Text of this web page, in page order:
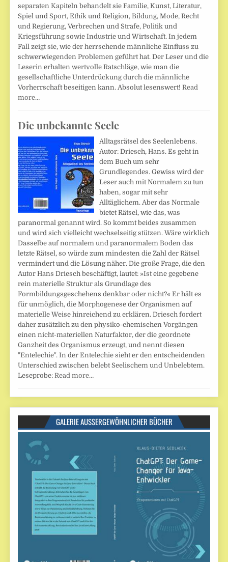
separaten Kapiteln behandelt sie Familie, Kunst, Literatur,
Spiel und Sport, Ethik und Religion, Bildung, Mode, Recht
und Regierung, Verbrechen und Strafe, Politik und
Kriegsführung sowie Industrie und Wirtschaft. In jedem
Fall zeigt sie, wie der herrschende männliche Einfluss zu
schwerwiegenden Problemen geführt hat. Der Leser und die
Leserin erhalten wertvolle Ratschläge, wie man die
gesellschaftliche Unterdrückung durch die männliche
Vorherrschaft beseitigen kann. Absolut lesenswert! Read
more…
Die unbekannte Seele
Alltagsrätsel des Seelenlebens.
Autor: Driesch, Hans. Es geht in
dem Buch um sehr
Grundlegendes. Gewiss wird der
Leser auch mit Normalem zu tun
haben, sogar mit sehr
Alltäglichem. Aber das Normale
bietet Rätsel, wie das, was
paranormal genannt wird. So kommt beides zusammen
und wird sich vielleicht wechselseitig stützen. Wäre wirklich
Dasselbe auf normalem und paranormalem Boden das
letzte Rätsel, so würde zum mindesten die Zahl der Rätsel
vermindert und die Lösung näher. Die große Frage, die den
Autor Hans Driesch beschäftigt, lautet: »Ist eine gegebene
rein materielle Struktur als Grundlage des
Formbildungsgeschehens denkbar oder nicht?« Er hält es
für unmöglich, die Morphogenese der Organismen auf
materielle Weise hinreichend zu erklären. Driesch fordert
daher zusätzlich zu den physiko-chemischen Vorgängen
einen nicht-materiellen Naturfaktor, der die geordnete
Ganzheit des Organismus erzeugt, und nennt diesen
"Entelechie". In der Entelechie sieht er den entscheidenden
Unterschied zwischen belebt Seelischem und Unbelebtem.
Leseprobe: Read more…
GALERIE AUSSERGEWÖHNLICHER BÜCHER